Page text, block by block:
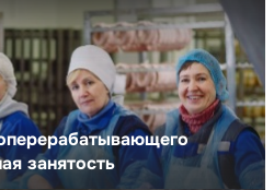
занятость